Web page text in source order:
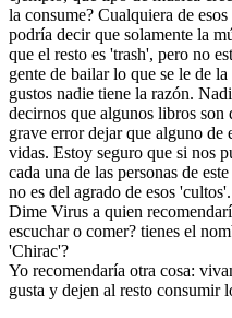
la consume? Cualquiera de
podría decir que solamente la
que el resto es 'trash', pero no
gente de bailar lo que se le de
gustos nadie tiene la razón.
decirnos que algunos libros
grave error dejar que alguno de
vidas. Estoy seguro que si nos
cada una de las personas de
no es del agrado de esos 'cultos'.
Dime Virus a quien
escuchar o comer? tienes el
'Chirac'?
Yo recomendaría otra cosa:
gusta y dejen al resto consumir